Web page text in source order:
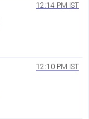
12:14 PM IST
12:10 PM IST